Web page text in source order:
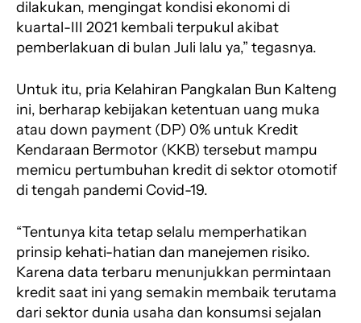
dilakukan, mengingat kondisi ekonomi di
kuartal-III 2021 kembali terpukul akibat
pemberlakuan di bulan Juli lalu ya,” tegasnya.
Untuk itu, pria Kelahiran Pangkalan Bun Kalteng
ini, berharap kebijakan ketentuan uang muka
atau down payment (DP) 0% untuk Kredit
Kendaraan Bermotor (KKB) tersebut mampu
memicu pertumbuhan kredit di sektor otomotif
di tengah pandemi Covid-19.
“Tentunya kita tetap selalu memperhatikan
prinsip kehati-hatian dan manejemen risiko.
Karena data terbaru menunjukkan permintaan
kredit saat ini yang semakin membaik terutama
dari sektor dunia usaha dan konsumsi sejalan